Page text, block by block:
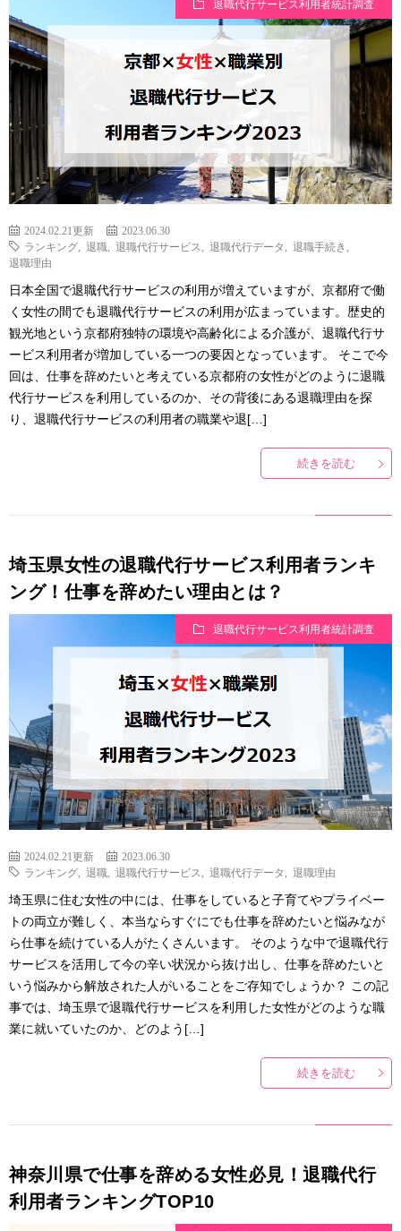
退職代行サービス利用者統計調査
2024.02.21更新
2023.06.30
ランキング
退職 退職代行サービス 退職代行データ 退職手続き
退職理由
日本全国で退職代行サービスの利用が増えていますが、京都府で働
く女性の間でも退職代行サービスの利用が広まっています。歴史的
観光地という京都府独特の環境や高齢化による介護が、退職代行サ
ービス利用者が増加している一つの要因となっています。 そこで今
回は、仕事を辞めたいと考えている京都府の女性がどのように退職
代行サービスを利用しているのか、その背後にある退職理由を探
り、退職代行サービスの利用者の職業や退[…]
続きを読む
埼玉県女性の退職代行サービス利用者ランキ
ング！仕事を辞めたい理由とは？
退職代行サービス利用者統計調査
2024.02.21更新
2023.06.30
ランキング
退職 退職代行サービス 退職代行データ 退職理由
埼玉県に住む女性の中には、仕事をしていると子育てやプライベー
トの両立が難しく、本当ならすぐにでも仕事を辞めたいと悩みなが
ら仕事を続けている人がたくさんいます。 そのような中で退職代行
サービスを活用して今の辛い状況から抜け出し、仕事を辞めたいと
いう悩みから解放された人がいることをご存知でしょうか？ この記
事では、埼玉県で退職代行サービスを利用した女性がどのような職
業に就いていたのか、どのよう[…]
続きを読む
神奈川県で仕事を辞める女性必見！退職代行
利用者ランキングTOP10